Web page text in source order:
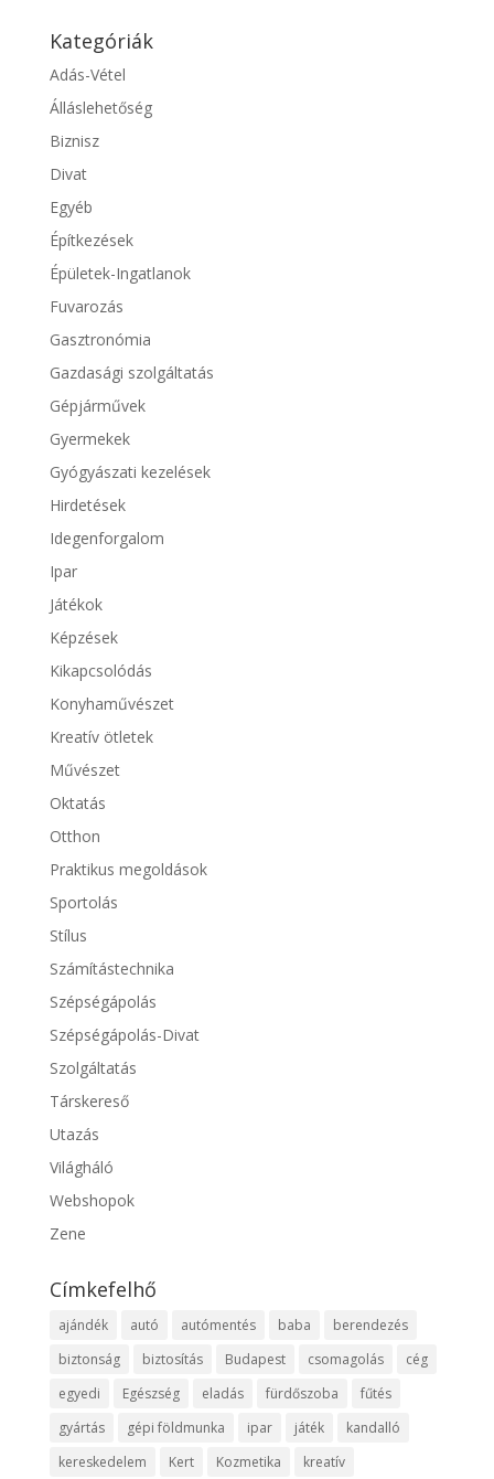
Kategóriák
Adás-Vétel
Álláslehetőség
Biznisz
Divat
Egyéb
Építkezések
Épületek-Ingatlanok
Fuvarozás
Gasztronómia
Gazdasági szolgáltatás
Gépjárművek
Gyermekek
Gyógyászati kezelések
Hirdetések
Idegenforgalom
Ipar
Játékok
Képzések
Kikapcsolódás
Konyhaművészet
Kreatív ötletek
Művészet
Oktatás
Otthon
Praktikus megoldások
Sportolás
Stílus
Számítástechnika
Szépségápolás
Szépségápolás-Divat
Szolgáltatás
Társkereső
Utazás
Világháló
Webshopok
Zene
Címkefelhő
ajándék autó autómentés baba
berendezés
biztonság
biztosítás Budapest csomagolás
cég
egyedi
Egészség eladás fürdőszoba
fűtés
gyártás
gépi földmunka ipar játék
kandalló
kereskedelem
Kert Kozmetika kreatív